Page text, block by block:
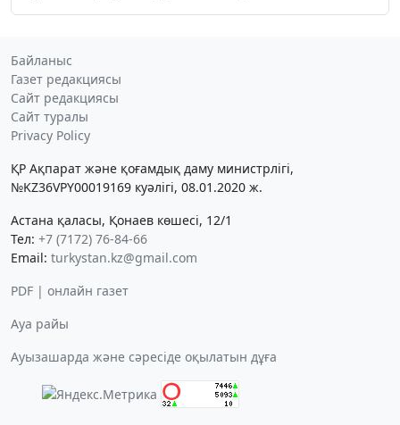
Байланыс
Газет редакциясы
Сайт редакциясы
Сайт туралы
Privacy Policy
ҚР Ақпарат және қоғамдық даму министрлігі,
№KZ36VPY00019169 куәлігі, 08.01.2020 ж.
Астана қаласы, Қонаев көшесі, 12/1
Тел: +7 (7172) 76-84-66
Email: turkystan.kz@gmail.com
PDF | онлайн газет
Ауа райы
Ауызашарда және сәресіде оқылатын дұға